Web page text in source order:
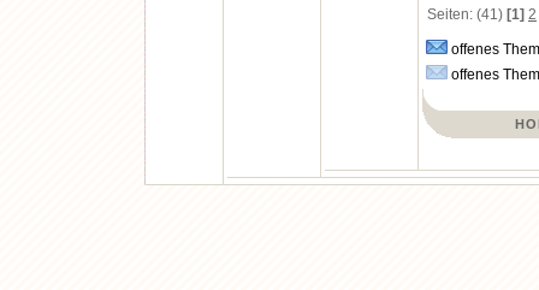
Seiten: (41) [1] 2
offenes
offenes